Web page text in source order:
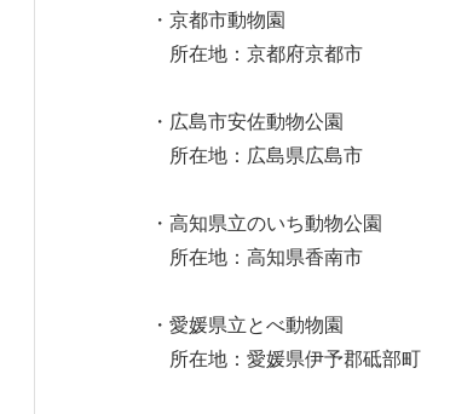
・京都市動物園
所在地：京都府京都市
・広島市安佐動物公園
所在地：広島県広島市
・高知県立のいち動物公園
所在地：高知県香南市
・愛媛県立とべ動物園
所在地：愛媛県伊予郡砥部町